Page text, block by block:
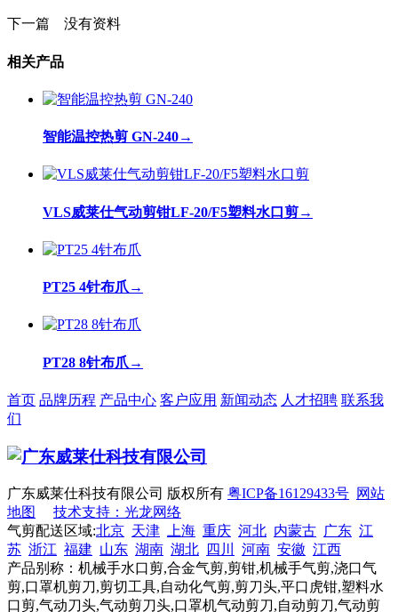
下一篇 没有资料
相关产品
智能温控热剪 GN-240→
VLS威莱仕气动剪钳LF-20/F5塑料水口剪→
PT25 4针布爪 →
PT28 8针布爪 →
首页 品牌历程 产品中心 客户应用 新闻动态 人才招聘 联系我
们
广东威莱仕科技有限公司 版权所有 粤ICP备16129433号 网站
地图
技术支持：光龙网络
气剪配送区域:北京 天津 上海 重庆 河北 内蒙古 广东 江
苏 浙江 福建 山东 湖南 湖北 四川 河南 安徽 江西
产品别称：机械手水口剪,合金气剪,剪钳,机械手气剪,浇口气
剪,口罩机剪刀,剪切工具,自动化气剪,剪刀头,平口虎钳,塑料水
口剪,气动刀头,气动剪刀头,口罩机气动剪刀,自动剪刀,气动剪